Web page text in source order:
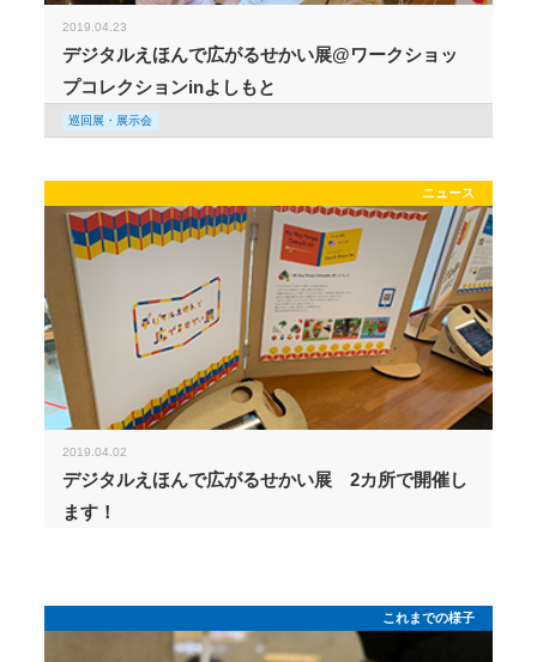
2019.04.23
デジタルえほんで広がるせかい展@ワークショッ
プコレクションinよしもと
巡回展・展示会
ニュース
2019.04.02
デジタルえほんで広がるせかい展 2カ所で開催し
ます！
これまでの様子